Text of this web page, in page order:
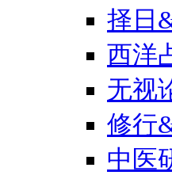
择日
西洋
无视
修行
中医